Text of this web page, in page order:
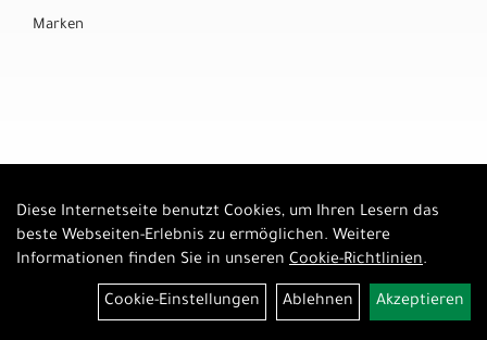
Marken
Diese Internetseite benutzt Cookies, um Ihren Lesern das
beste Webseiten-Erlebnis zu ermöglichen. Weitere
Informationen finden Sie in unseren Cookie-Richtlinien.
Cookie-Einstellungen Ablehnen Akzeptieren
Auftrag widerrufen